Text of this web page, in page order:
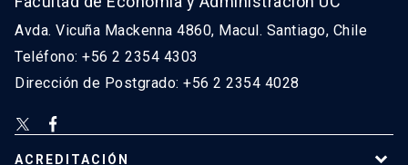
Avda. Vicuña Mackenna 4860, Macul. Santiago, Chile
Teléfono: +56 2 2354 4303
Dirección de Postgrado: +56 2 2354 4028
ACREDITACIÓN